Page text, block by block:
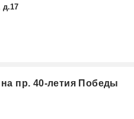
д.17
пр. 40-летия Победы